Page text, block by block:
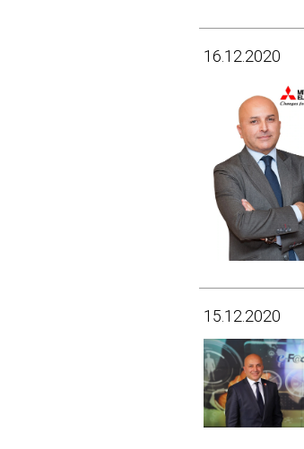
16.12.2020
15.12.2020